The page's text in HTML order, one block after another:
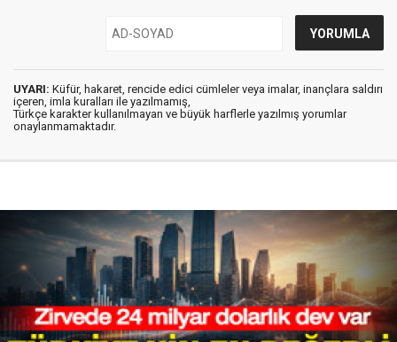
UYARI: Küfür, hakaret, rencide edici cümleler veya imalar, inançlara saldırı
içeren, imla kuralları ile yazılmamış,
Türkçe karakter kullanılmayan ve büyük harflerle yazılmış yorumlar
onaylanmamaktadır.